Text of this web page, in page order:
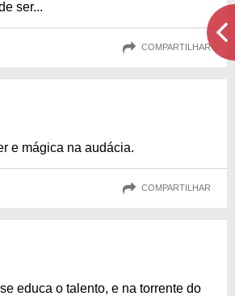
ser...
COMPARTILHAR
e mágica na audácia.
COMPARTILHAR
educa o talento, e na torrente do